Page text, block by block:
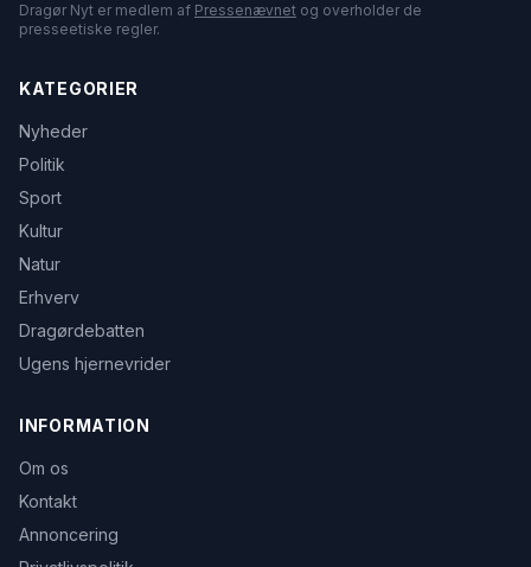
Dragør Nyt er medlem af Pressenævnet og overholder de
presseetiske regler.
KATEGORIER
Nyheder
Politik
Sport
Kultur
Natur
Erhverv
Dragørdebatten
Ugens hjernevrider
INFORMATION
Om os
Kontakt
Annoncering